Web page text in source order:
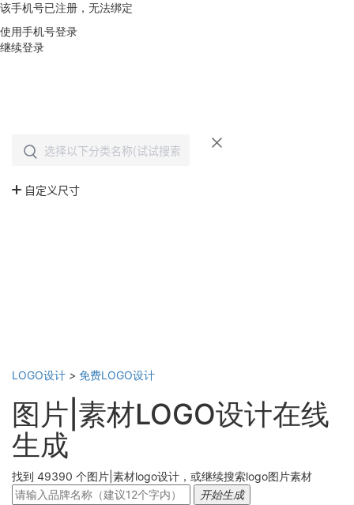
该手机号已注册，无法绑定
使用手机号登录
继续登录
LOGO设计 > 免费LOGO设计
图片|素材LOGO设计在线
生成
找到 49390 个图片|素材logo设计，或继续搜索logo图片素材
开始生成